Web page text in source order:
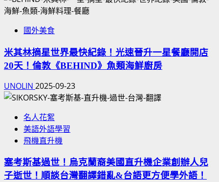
國外美食
米其林摘星世界最快紀錄！光速晉升一星餐廳開店
20天！倫敦《BEHIND》魚類海鮮廚房
UNOLIN 2025-09-23
名人花絮
美語外語學習
飛機直升機
塞考斯基過世！烏克蘭裔美國直升機企業創辦人兒
子逝世！順談台灣翻譯錯亂&台語更方便學外語！